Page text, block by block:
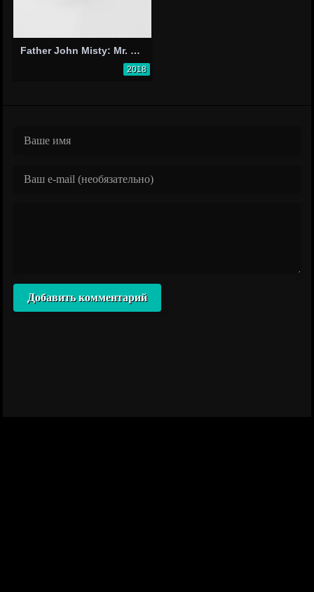
Father John Misty: Mr. Tillman
2018
Добавить комментарий